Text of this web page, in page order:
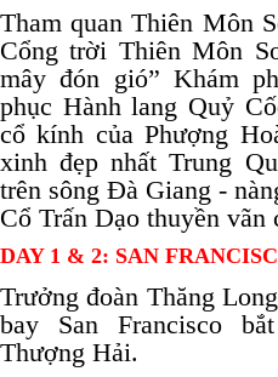
Tham quan Thiên Môn
Cổng trời Thiên Môn
mây đón gió” Khám
phục Hành lang Quỷ
cổ kính của Phượng
xinh đẹp nhất Trung
trên sông Đà Giang -
Cổ Trấn Dạo thuyền vãn
DAY 1 & 2: SAN
Trưởng đoàn Thăng
bay San Francisco
Thượng Hải.